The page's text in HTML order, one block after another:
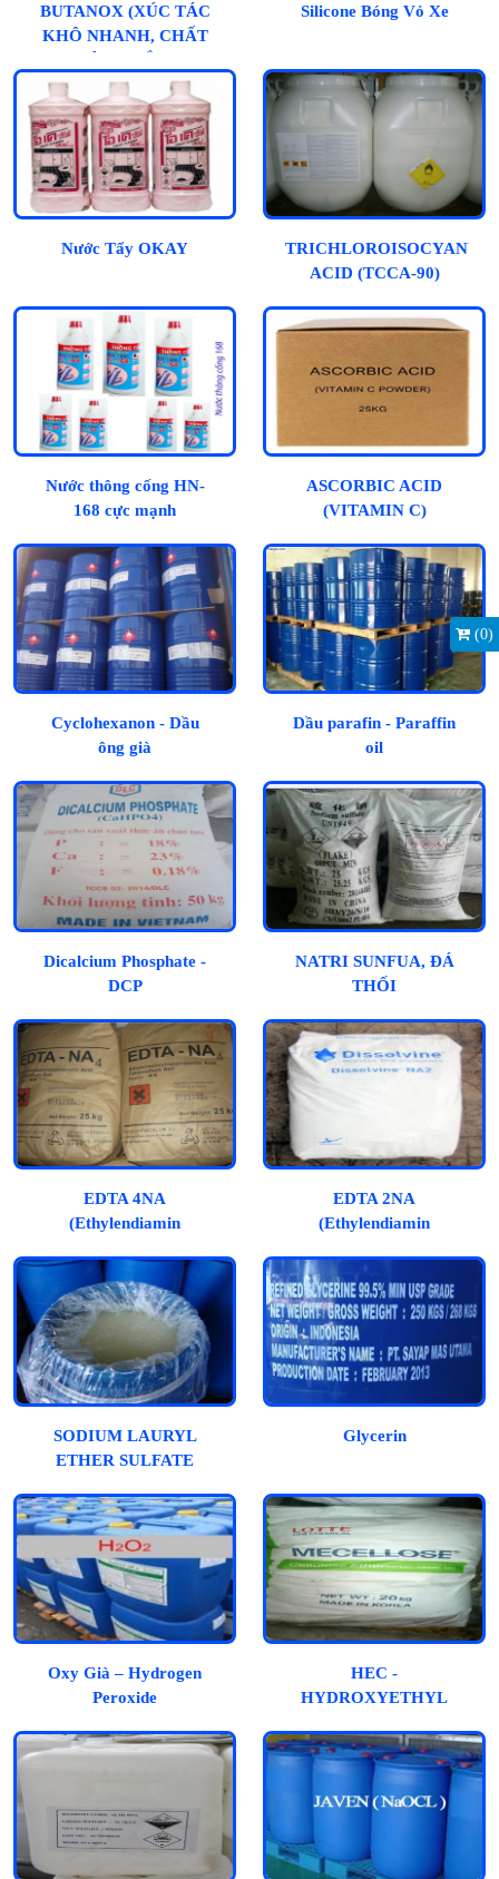
(0)
BUTANOX (XÚC TÁC
KHÔ NHANH, CHẤT
Silicone Bóng Vỏ Xe
Nước Tẩy OKAY
ACID (TCCA-90)
Nước thông cống HN-
168 cực mạnh
ASCORBIC ACID
(VITAMIN C)
Cyclohexanon - Dầu
ông già
Dầu parafin - Paraffin
oil
Dicalcium Phosphate -
DCP
NATRI SUNFUA, ĐÁ
THỐI
EDTA 4NA
(Ethylendiamin
EDTA 2NA
(Ethylendiamin
SODIUM LAURYL
ETHER SULFATE
Glycerin
Oxy Già – Hydrogen
Peroxide
HEC -
HYDROXYETHYL